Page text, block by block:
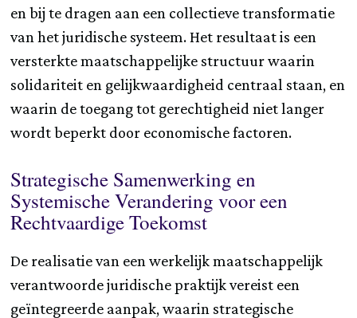
en bij te dragen aan een collectieve transformatie
van het juridische systeem. Het resultaat is een
versterkte maatschappelijke structuur waarin
solidariteit en gelijkwaardigheid centraal staan, en
waarin de toegang tot gerechtigheid niet langer
wordt beperkt door economische factoren.
Strategische Samenwerking en
Systemische Verandering voor een
Rechtvaardige Toekomst
De realisatie van een werkelijk maatschappelijk
verantwoorde juridische praktijk vereist een
geïntegreerde aanpak, waarin strategische